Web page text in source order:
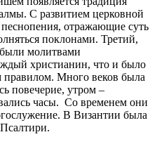
С развитием церковной
отражающие суть
поклонами. Третий,
молитвами
христианин, что и было
правилом. Много веков была
повечерие, утром –
часы. Со временем они
В Византии была